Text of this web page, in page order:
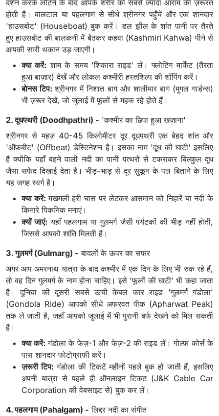
दर्शन करके लौटने के बाद आपके शरीर को सबसे ज़्यादा आराम की ज़रूरत
होती है। बालटाल या पहलगाम से सीधे श्रीनगर पहुँचें और एक शानदार
'हाउसबोट' (Houseboat) बुक करें। डल झील के शांत पानी पर तैरते
हुए हाउसबोट की बालकनी में बैठकर कहवा (Kashmiri Kahwa) पीने से
आपकी सारी थकान उड़ जाएगी।
क्या करें: शाम के समय 'शिकारा राइड' लें। फ्लोटिंग मार्केट (तैरता
हुआ बाज़ार) देखें और लोकल कश्मीरी हस्तशिल्प की शॉपिंग करें।
बोनस टिप:श्रीनगर में निशात बाग और शालीमार बाग (मुगल गार्डन्स)
भी ज़रूर देखें, जो जुलाई में फूलों से महक रहे होते हैं।
2. दूधपथरी (Doodhpathri) - 'कश्मीर का छिपा हुआ खज़ाना'
श्रीनगर से महज़ 40-45 किलोमीटर दूर दूधपथरी एक बेहद शांत और
'ऑफ़बीट' (Offbeat) डेस्टिनेशन है। इसका नाम 'दूध की घाटी' इसलिए
है क्योंकि यहाँ बहने वाली नदी का पानी पत्थरों से टकराकर बिल्कुल दूध
जैसा सफेद दिखाई देता है। भीड़-भाड़ से दूर सुकून के पल बिताने के लिए
यह जगह स्वर्ग है।
क्या करें:मखमली हरी घास पर लेटकर आसमान को निहारें या नदी के
किनारे पिकनिक मनाएं।
क्यों जाएं: यहाँ पहलगाम या गुलमर्ग जैसी पर्यटकों की भीड़ नहीं होती,
जिससे आपको शांति मिलती है।
3. गुलमर्ग (Gulmarg) - बादलों के ऊपर का सफर
अगर आप अमरनाथ यात्रा के बाद कश्मीर में एक दिन के लिए भी रुक रहे हैं,
तो वह दिन गुलमर्ग के नाम होना चाहिए। इसे 'फूलों की घाटी' भी कहा जाता
है। दुनिया की दूसरी सबसे ऊंची केबल कार राइड 'गुलमर्ग गंडोला'
(Gondola Ride) आपको सीधे अफरवत पीक (Apharwat Peak)
तक ले जाती है, जहाँ आपको जुलाई में भी पुरानी बर्फ देखने को मिल सकती
है।
क्या करें:गंडोला के फेज़-1 और फेज़-2 की राइड लें। गोल्फ कोर्स के
पास शानदार फोटोग्राफी करें।
ज़रूरी टिप: गंडोला की टिकटें महीनों पहले बुक हो जाती हैं, इसलिए
अपनी यात्रा से पहले ही ऑनलाइन टिकट (J&K Cable Car
Corporation की वेबसाइट से) बुक कर लें।
4. पहलगाम (Pahalgam) - लिद्दर नदी का संगीत